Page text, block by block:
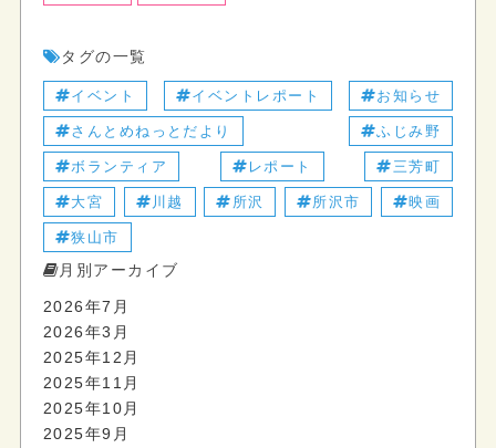
タグの一覧
イベント イベントレポート お知らせ
さんとめねっとだより ふじみ野
ボランティア レポート 三芳町
大宮 川越 所沢 所沢市 映画
狭山市
月別アーカイブ
2026年7月
2026年3月
2025年12月
2025年11月
2025年10月
2025年9月